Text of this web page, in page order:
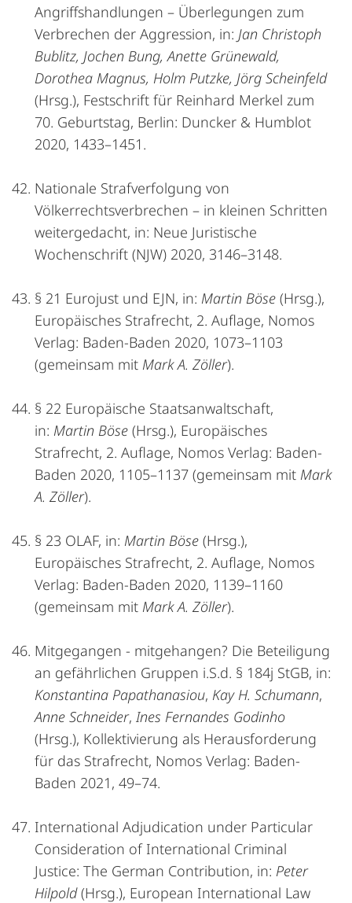
Angriffshandlungen – Überlegungen zum
Verbrechen der Aggression, in: Jan Christoph
Bublitz, Jochen Bung, Anette Grünewald,
Dorothea Magnus, Holm Putzke, Jörg Scheinfeld
(Hrsg.), Festschrift für Reinhard Merkel zum
70. Geburtstag, Berlin: Duncker & Humblot
2020, 1433–1451.
Nationale Strafverfolgung von
Völkerrechtsverbrechen – in kleinen Schritten
weitergedacht, in: Neue Juristische
Wochenschrift (NJW) 2020, 3146–3148.
§ 21 Eurojust und EJN, in: Martin Böse (Hrsg.),
Europäisches Strafrecht, 2. Auflage, Nomos
Verlag: Baden-Baden 2020, 1073–1103
(gemeinsam mit Mark A. Zöller).
§ 22 Europäische Staatsanwaltschaft,
in: Martin Böse (Hrsg.), Europäisches
Strafrecht, 2. Auflage, Nomos Verlag: Baden-
Baden 2020, 1105–1137 (gemeinsam mit Mark
A. Zöller).
§ 23 OLAF, in: Martin Böse (Hrsg.),
Europäisches Strafrecht, 2. Auflage, Nomos
Verlag: Baden-Baden 2020, 1139–1160
(gemeinsam mit Mark A. Zöller).
Mitgegangen - mitgehangen? Die Beteiligung
an gefährlichen Gruppen i.S.d. § 184j StGB, in:
Konstantina Papathanasiou, Kay H. Schumann,
Anne Schneider, Ines Fernandes Godinho
(Hrsg.), Kollektivierung als Herausforderung
für das Strafrecht, Nomos Verlag: Baden-
Baden 2021, 49–74.
International Adjudication under Particular
Consideration of International Criminal
Justice: The German Contribution, in: Peter
Hilpold(Hrsg.), European International Law